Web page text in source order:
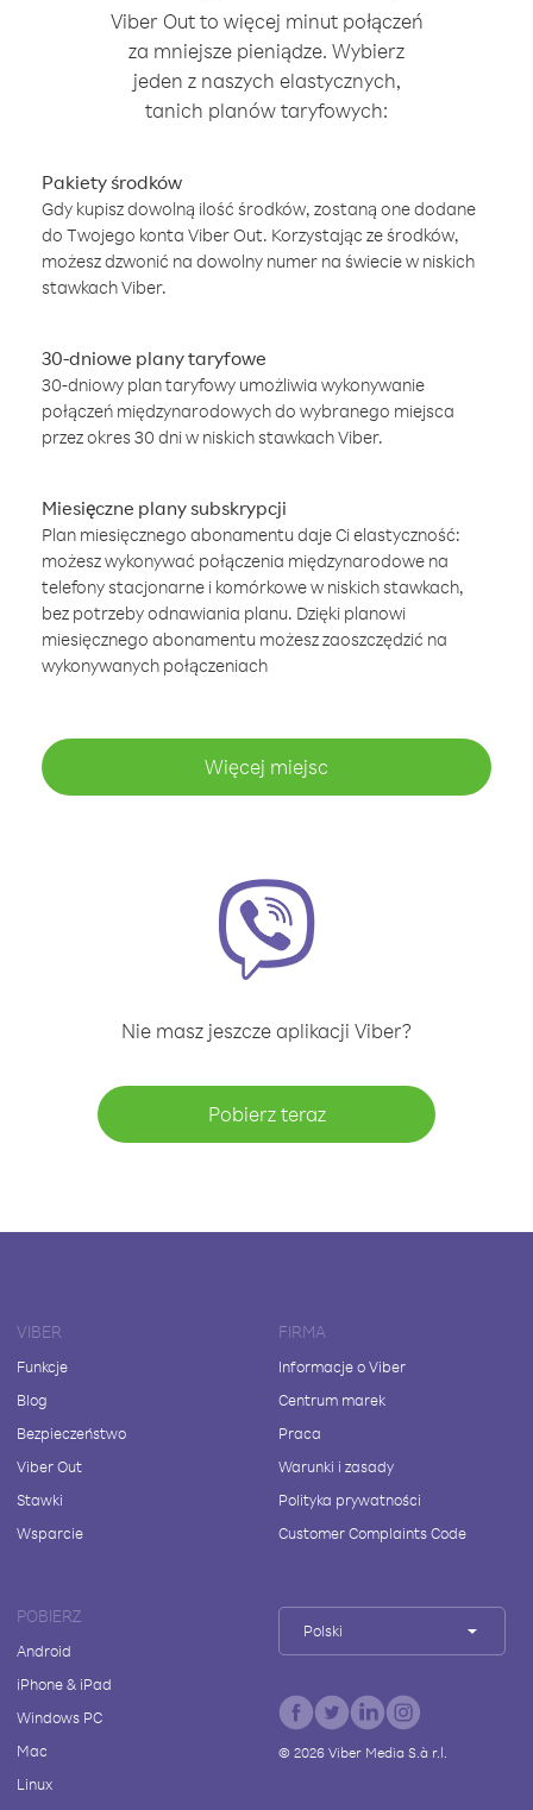
Viber Out to więcej minut połączeń
za mniejsze pieniądze. Wybierz
jeden z naszych elastycznych,
tanich planów taryfowych:
Pakiety środków
Gdy kupisz dowolną ilość środków, zostaną one dodane
do Twojego konta Viber Out. Korzystając ze środków,
możesz dzwonić na dowolny numer na świecie w niskich
stawkach Viber.
30-dniowe plany taryfowe
30-dniowy plan taryfowy umożliwia wykonywanie
połączeń międzynarodowych do wybranego miejsca
przez okres 30 dni w niskich stawkach Viber.
Miesięczne plany subskrypcji
Plan miesięcznego abonamentu daje Ci elastyczność:
możesz wykonywać połączenia międzynarodowe na
telefony stacjonarne i komórkowe w niskich stawkach,
bez potrzeby odnawiania planu. Dzięki planowi
miesięcznego abonamentu możesz zaoszczędzić na
wykonywanych połączeniach
Więcej miejsc
Nie masz jeszcze aplikacji Viber?
Pobierz teraz
VIBER
Funkcje
Blog
Bezpieczeństwo
Viber Out
Stawki
Wsparcie
FIRMA
Informacje o Viber
Centrum marek
Praca
Warunki i zasady
Polityka prywatności
Customer Complaints Code
POBIERZ
Android
iPhone & iPad
Windows PC
Mac
Linux
Polski
© 2026Viber Media S.à r.l.